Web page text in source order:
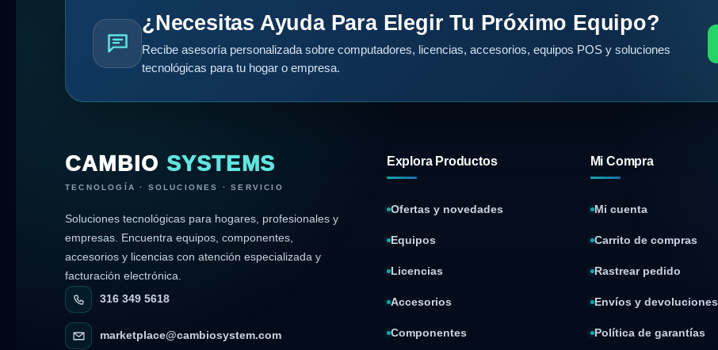
¿Necesitas Ayuda Para Elegir Tu Próximo Equipo?
Recibe asesoría personalizada sobre computadores, licencias, accesorios, equipos POS y soluciones
tecnológicas para tu hogar o empresa.
CAMBIO SYSTEMS
TECNOLOGÍA · SOLUCIONES · SERVICIO
Soluciones tecnológicas para hogares, profesionales y
empresas. Encuentra equipos, componentes,
accesorios y licencias con atención especializada y
facturación electrónica.
316 349 5618
marketplace@cambiosystem.com
Explora Productos
Ofertas y novedades
Equipos
Licencias
Accesorios
Componentes
Mi Compra
Mi cuenta
Carrito de compras
Rastrear pedido
Envíos y devoluciones
Política de garantías